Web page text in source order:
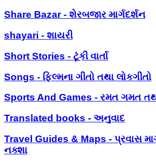
Share Bazar - શેરબજાર માર્ગદર્શન
shayari - શાયરી
Short Stories - ટૂંકી વાર્તા
Songs - ફિલ્મના ગીતો તથા લોકગીતો
Sports And Games - રમત ગમત
Translated books - અનુવાદ
Travel Guides & Maps - પ્રવાસ
નક્શા